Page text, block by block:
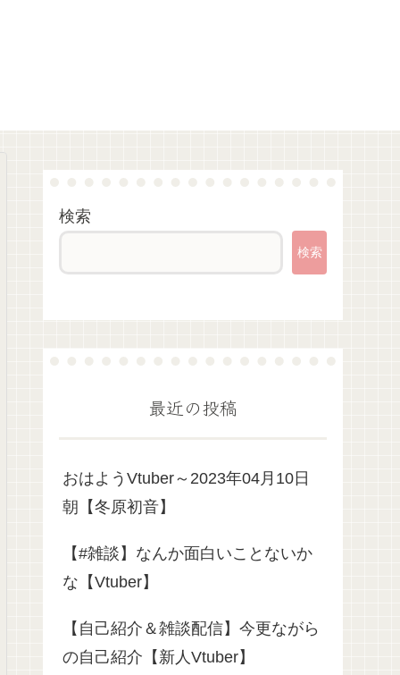
検索
検索
最近の投稿
おはようVtuber～2023年04月10日
朝【冬原初音】
【#雑談】なんか面白いことないか
な【Vtuber】
【自己紹介＆雑談配信】今更ながら
の自己紹介【新人Vtuber】